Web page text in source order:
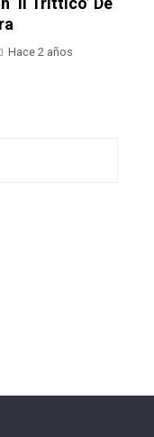
Hace 2 años